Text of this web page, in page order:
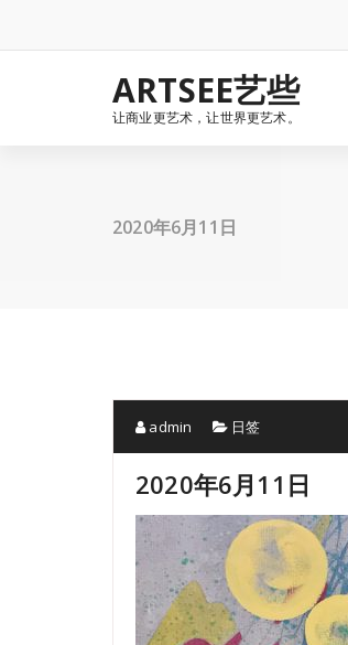
content
ARTSEE艺些
让商业更艺术，让世界更艺术。
2020年6月11日
admin 日签
2020年6月11日